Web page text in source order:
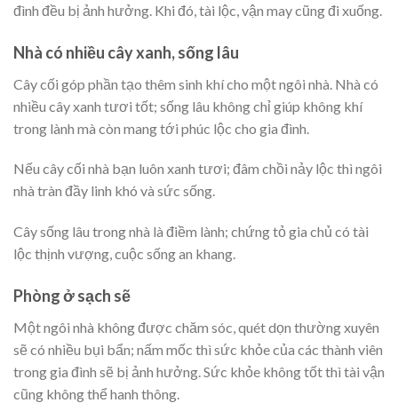
đình đều bị ảnh hưởng. Khi đó, tài lộc, vận may cũng đi xuống.
Nhà có nhiều cây xanh, sống lâu
Cây cối góp phần tạo thêm sinh khí cho một ngôi nhà. Nhà có
nhiều cây xanh tươi tốt; sống lâu không chỉ giúp không khí
trong lành mà còn mang tới phúc lộc cho gia đình.
Nếu cây cối nhà bạn luôn xanh tươi; đâm chồi nảy lộc thì ngôi
nhà tràn đầy linh khó và sức sống.
Cây sống lâu trong nhà là điềm lành; chứng tỏ gia chủ có tài
lộc thịnh vượng, cuộc sống an khang.
Phòng ở sạch sẽ
Một ngôi nhà không được chăm sóc, quét dọn thường xuyên
sẽ có nhiều bụi bẩn; nấm mốc thì sức khỏe của các thành viên
trong gia đình sẽ bị ảnh hưởng. Sức khỏe không tốt thì tài vận
cũng không thể hanh thông.